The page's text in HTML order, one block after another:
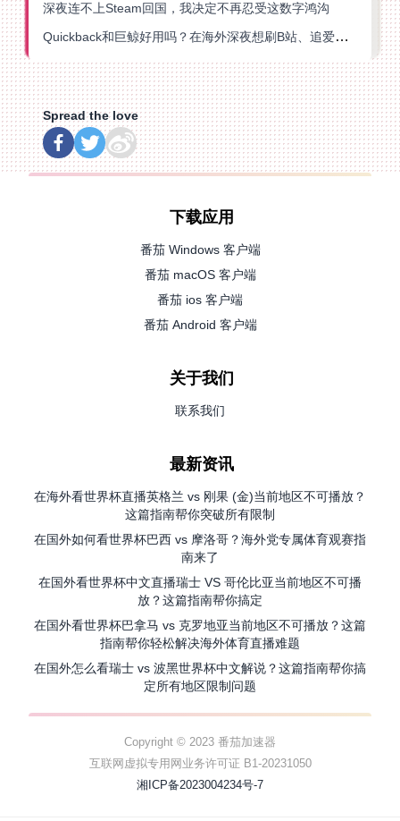
深夜连不上Steam回国，我决定不再忍受这数字鸿沟
Quickback和巨鲸好用吗？在海外深夜想刷B站、追爱奇艺的你，或许正需要这份答案
Spread the love
下载应用
番茄 Windows 客户端
番茄 macOS 客户端
番茄 ios 客户端
番茄 Android 客户端
关于我们
联系我们
最新资讯
在海外看世界杯直播英格兰 vs 刚果 (金)当前地区不可播放？
这篇指南帮你突破所有限制
在国外如何看世界杯巴西 vs 摩洛哥？海外党专属体育观赛指
南来了
在国外看世界杯中文直播瑞士 VS 哥伦比亚当前地区不可播
放？这篇指南帮你搞定
在国外看世界杯巴拿马 vs 克罗地亚当前地区不可播放？这篇
指南帮你轻松解决海外体育直播难题
在国外怎么看瑞士 vs 波黑世界杯中文解说？这篇指南帮你搞
定所有地区限制问题
Copyright © 2023 番茄加速器
互联网虚拟专用网业务许可证 B1-20231050
湘ICP备2023004234号-7